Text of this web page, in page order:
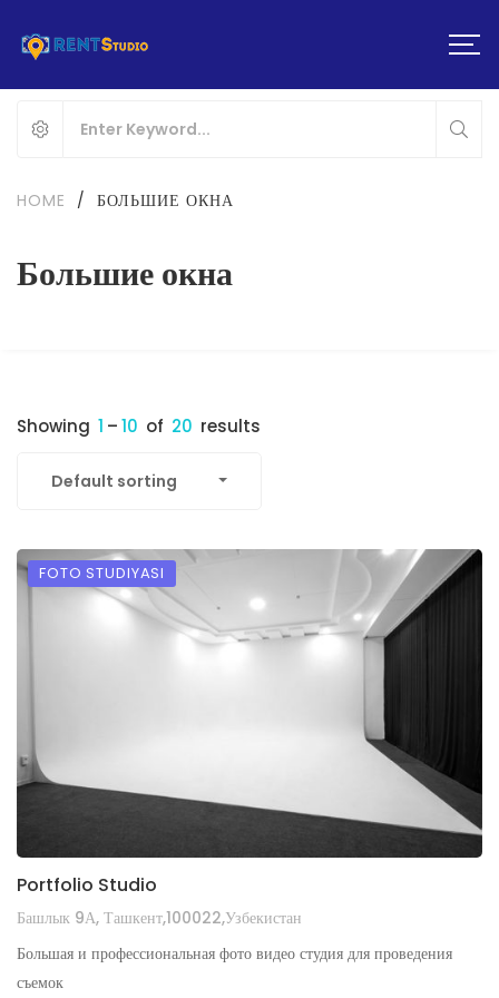
Большие окна
HOME / БОЛЬШИЕ ОКНА
Showing 1 –10 of 20 results
Default sorting
FOTO STUDIYASI
Portfolio Studio
Башлык 9А, Ташкент,100022,Узбекистан
Большая и профессиональная фото видео студия для проведения
съемок